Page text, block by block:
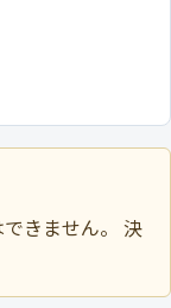
きません。 決